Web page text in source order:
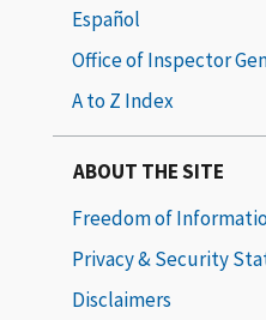
Español
Office of Inspector
A to Z Index
ABOUT THE SITE
Freedom of
Privacy & Security
Disclaimers